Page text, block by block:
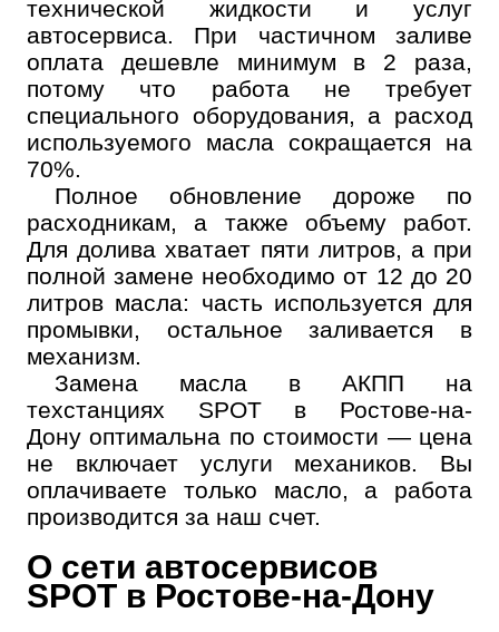
технической жидкости и услуг
автосервиса. При частичном заливе
оплата дешевле минимум в 2 раза,
потому что работа не требует
специального оборудования, а расход
используемого масла сокращается на
70%.
Полное обновление дороже по
расходникам, а также объему работ.
Для долива хватает пяти литров, а при
полной замене необходимо от 12 до 20
литров масла: часть используется для
промывки, остальное заливается в
механизм.
Замена масла в АКПП на
техстанциях SPOT в Ростове-на-
Дону оптимальна по стоимости — цена
не включает услуги механиков. Вы
оплачиваете только масло, а работа
производится за наш счет.
О сети автосервисов
SPOT в Ростове-на-Дону
Онлайн запись
Выберите одну или несколько услуг
Далее
Номер телефона
ОК